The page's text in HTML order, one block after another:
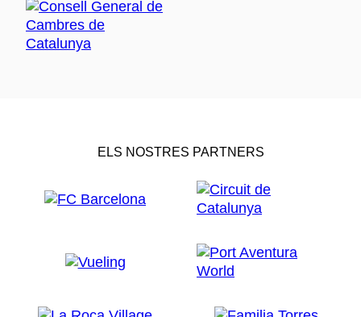
ELS NOSTRES PARTNERS